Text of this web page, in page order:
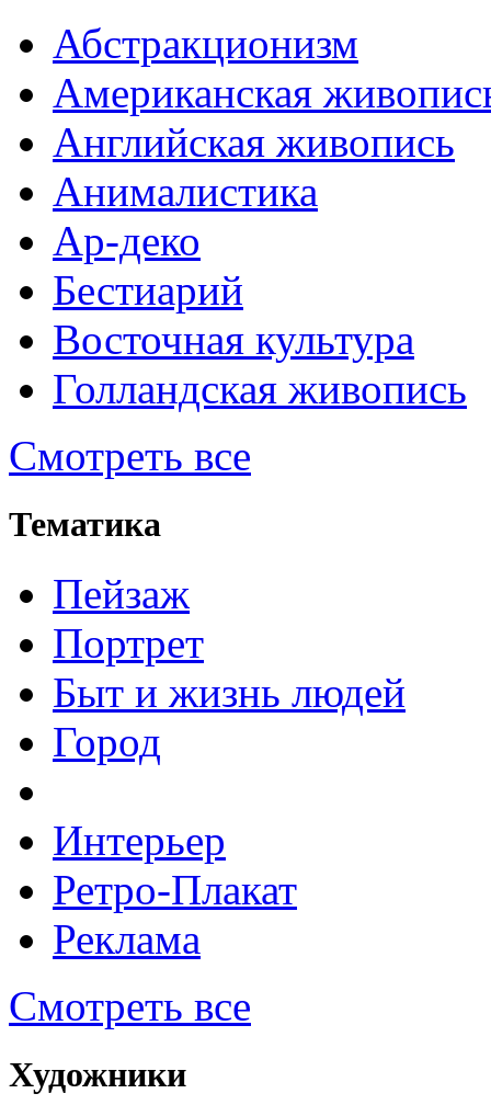
Абстракционизм
Американская
Английская живопись
Анималистика
Ар-деко
Бестиарий
Восточная культура
Голландская живопись
Смотреть все
Тематика
Пейзаж
Портрет
Быт и жизнь людей
Город
Интерьер
Ретро-Плакат
Реклама
Смотреть все
Художники